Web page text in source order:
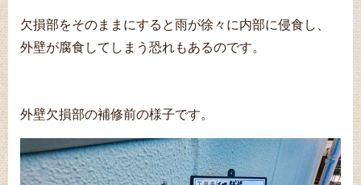
欠損部をそのままにすると雨が徐々に内部に侵食し、
外壁が腐食してしまう恐れもあるのです。
外壁欠損部の補修前の様子です。